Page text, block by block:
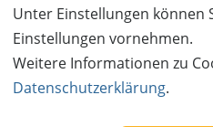
Unter Einstellungen können
Einstellungen vornehmen.
Weitere Informationen zu
Datenschutzerklärung.
Follow us: